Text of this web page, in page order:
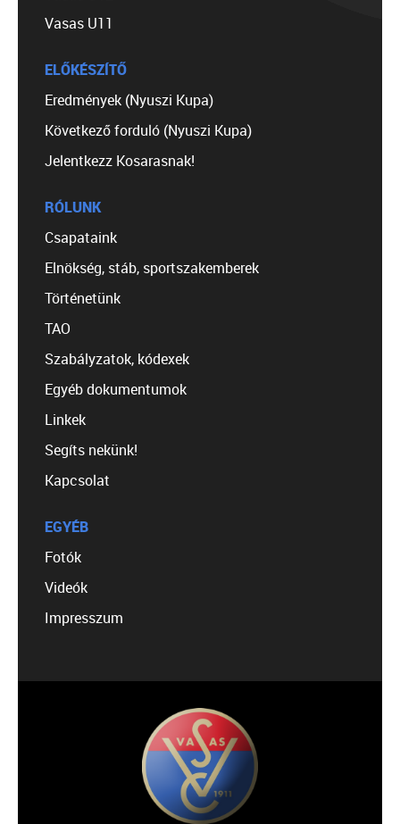
Vasas U11
ELŐKÉSZÍTŐ
Eredmények (Nyuszi Kupa)
Következő forduló (Nyuszi Kupa)
Jelentkezz Kosarasnak!
RÓLUNK
Csapataink
Elnökség, stáb, sportszakemberek
Történetünk
TAO
Szabályzatok, kódexek
Egyéb dokumentumok
Linkek
Segíts nekünk!
Kapcsolat
EGYÉB
Fotók
Videók
Impresszum